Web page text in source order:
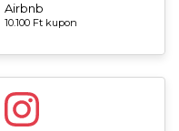
Airbnb
10.100 Ft kupon